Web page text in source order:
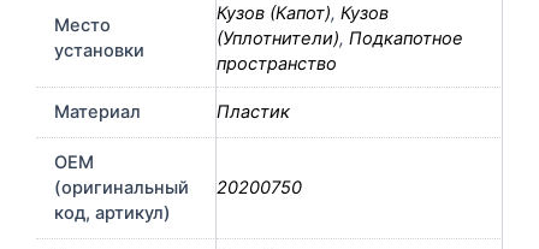
Место
установки
Кузов (Капот), Кузов
(Уплотнители), Подкапотное
пространство
Материал Пластик
OEM
(оригинальный
код, артикул)
20200750